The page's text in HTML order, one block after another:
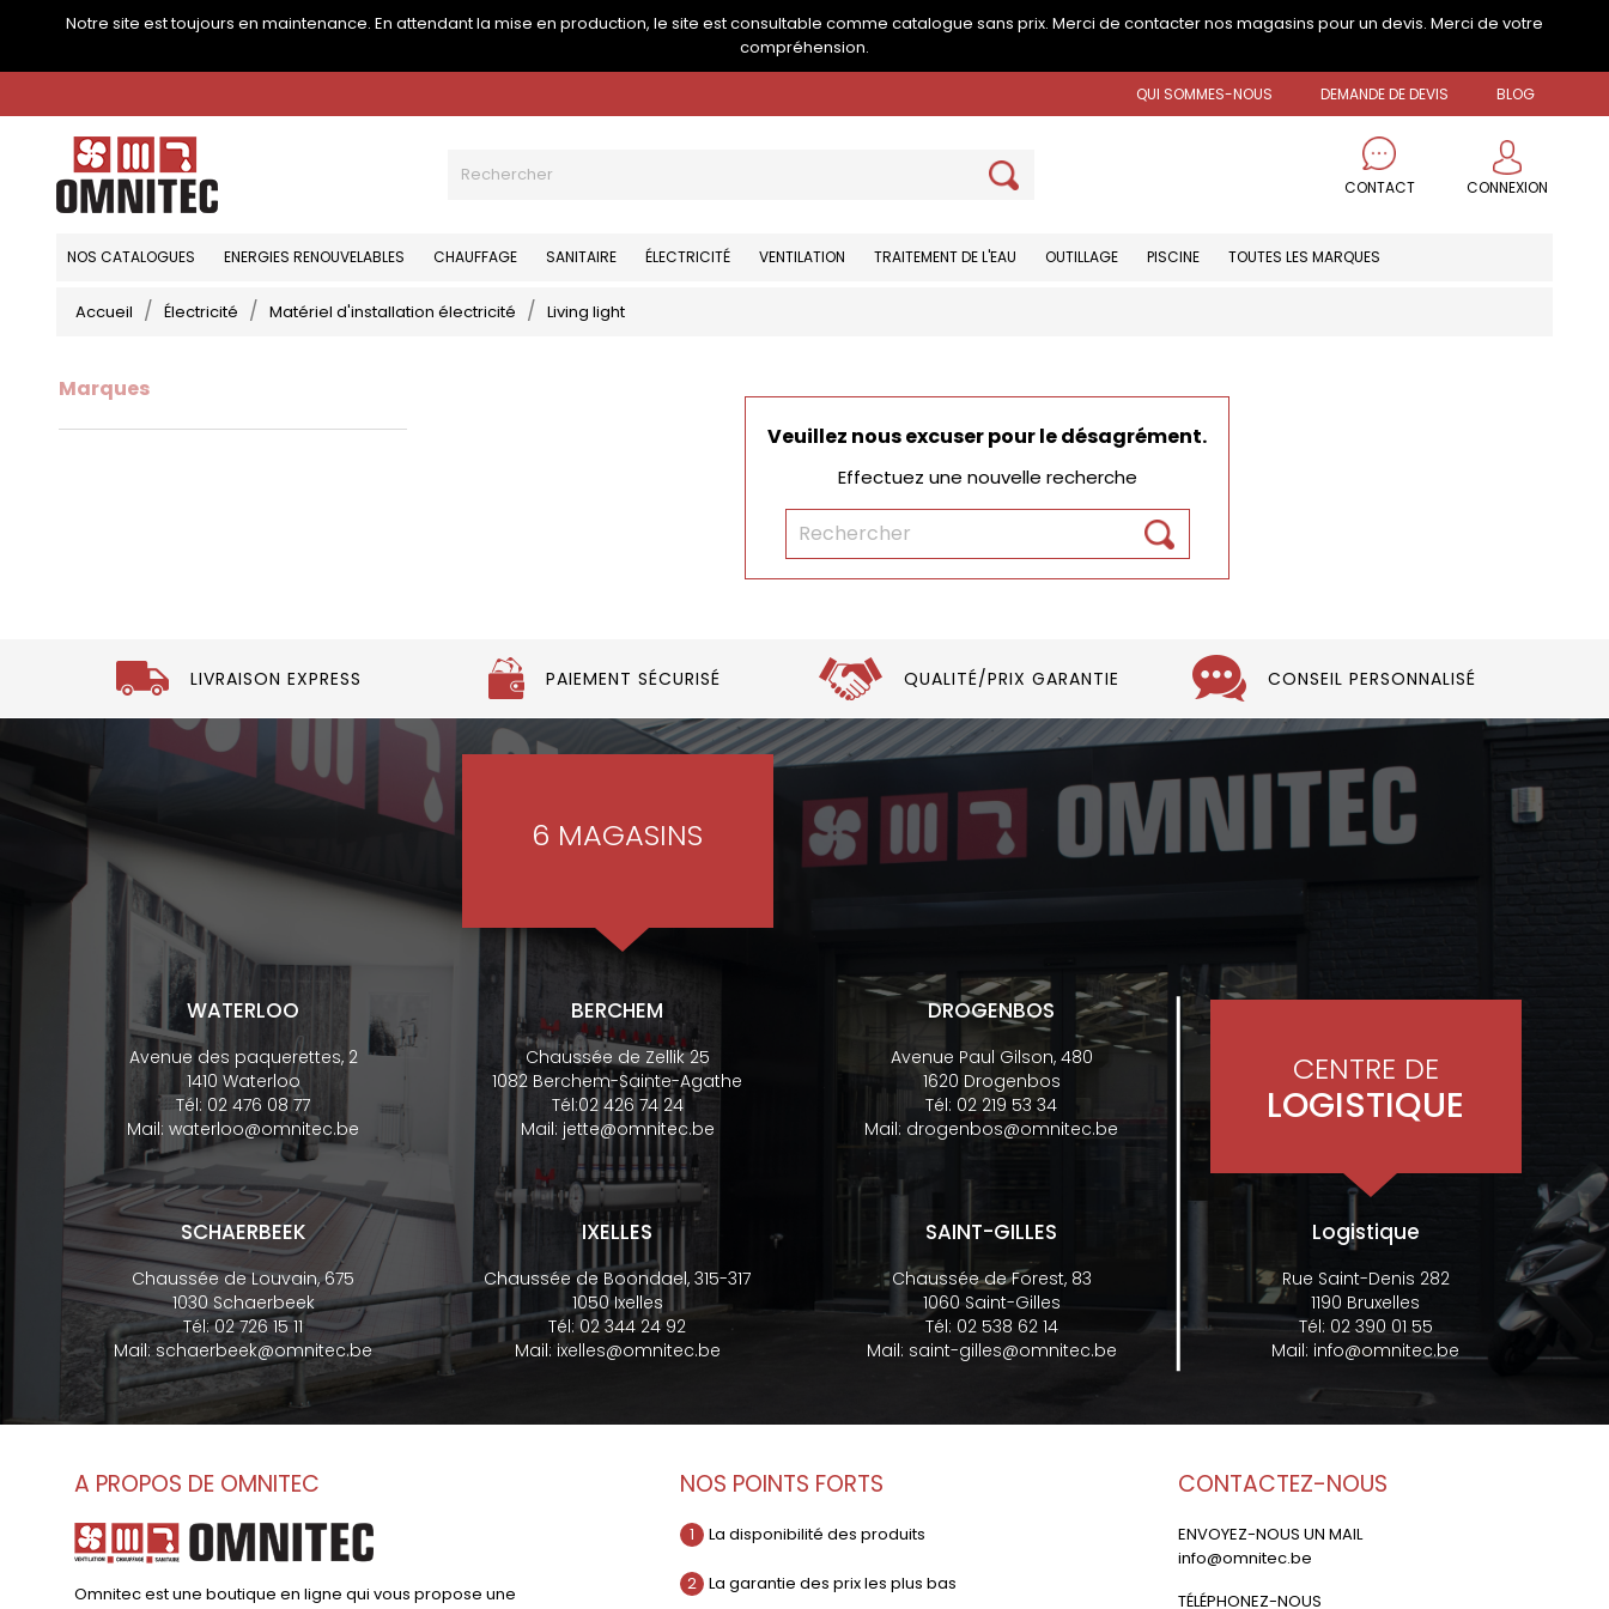
Notre site est toujours en maintenance. En attendant la mise en production, le site est consultable comme catalogue sans prix. Merci de contacter nos magasins pour un devis. Merci de votre
compréhension.
QUI SOMMES-NOUS DEMANDE DE DEVIS BLOG
CONTACT CONNEXION
NOS CATALOGUES ENERGIES RENOUVELABLES CHAUFFAGE SANITAIRE ÉLECTRICITÉ VENTILATION TRAITEMENT DE L'EAU OUTILLAGE PISCINE TOUTES LES MARQUES
Accueil Électricité Matériel d'installation électricité Living light
Marques
Veuillez nous excuser pour le désagrément.
Effectuez une nouvelle recherche
LIVRAISON EXPRESS PAIEMENT SÉCURISÉ QUALITÉ/PRIX GARANTIE CONSEIL PERSONNALISÉ
6 MAGASINS
WATERLOO
Avenue des paquerettes, 2
1410 Waterloo
Tél: 02 476 08 77
Mail:waterloo@omnitec.be
SCHAERBEEK
Chaussée de Louvain, 675
1030 Schaerbeek
Tél:02 726 15 11
Mail:schaerbeek@omnitec.be
BERCHEM
Chaussée de Zellik 25
1082 Berchem-Sainte-Agathe
Tél:02 426 74 24
Mail: jette@omnitec.be
IXELLES
Chaussée de Boondael, 315-317
1050 Ixelles
Tél:02 344 24 92
Mail:ixelles@omnitec.be
DROGENBOS
Avenue Paul Gilson, 480
1620 Drogenbos
Tél: 02 219 53 34
Mail: drogenbos@omnitec.be
SAINT-GILLES
Chaussée de Forest, 83
1060 Saint-Gilles
Tél: 02 538 62 14
Mail: saint-gilles@omnitec.be
CENTRE DE
LOGISTIQUE
Logistique
Rue Saint-Denis 282
1190 Bruxelles
Tél: 02 390 01 55
Mail: info@omnitec.be
A PROPOS DE OMNITEC
Omnitec est une boutique en ligne qui vous propose une
NOS POINTS FORTS
1 La disponibilité des produits
2 La garantie des prix les plus bas
CONTACTEZ-NOUS
ENVOYEZ-NOUS UN MAIL
info@omnitec.be
TÉLÉPHONEZ-NOUS